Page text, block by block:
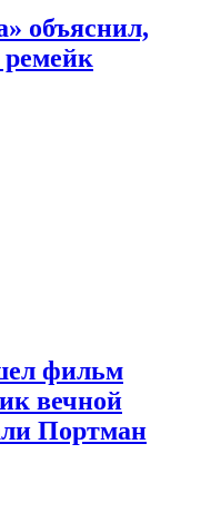
объяснил,
фильм
вечной
Портман